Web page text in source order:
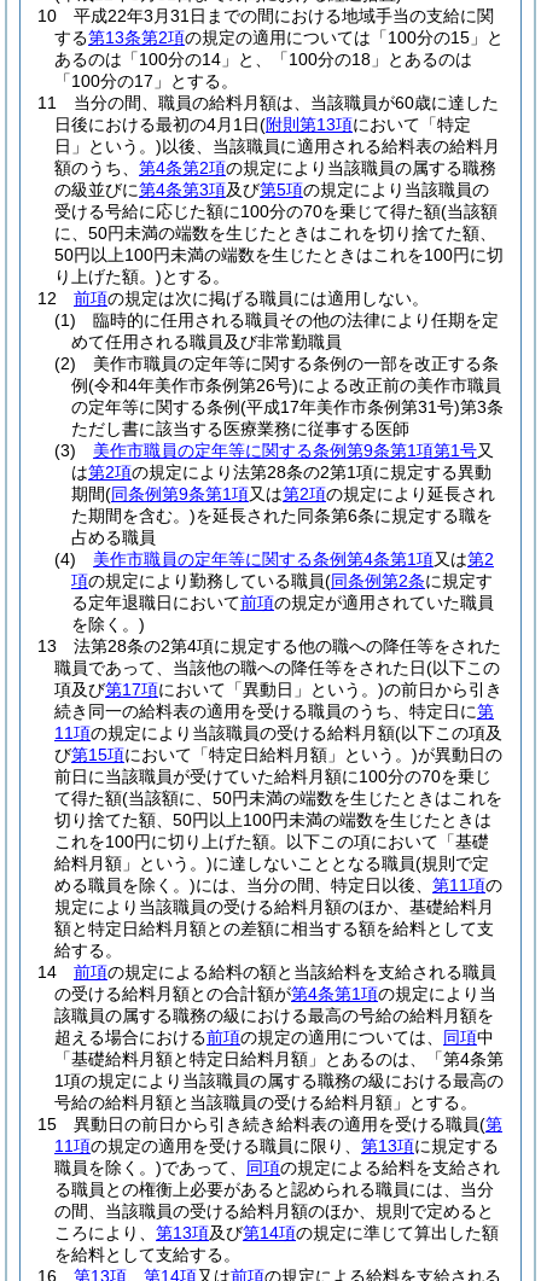
10
平成22年3月31日までの間における地域手当の支給に関
する第13条第2項の規定の適用については「100分の15」と
あるのは「100分の14」と、「100分の18」とあるのは
「100分の17」とする。
11
当分の間、職員の給料月額は、当該職員が60歳に達した
日後における最初の4月1日(附則第13項において「特定
日」という。)以後、当該職員に適用される給料表の給料月
額のうち、 第4条第2項の規定により当該職員の属する職務
の級並びに第4条第3項及び第5項の規定により当該職員の
受ける号給に応じた額に100分の70を乗じて得た額(当該額
に、50円未満の端数を生じたときはこれを切り捨てた額、
50円以上100円未満の端数を生じたときはこれを100円に切
り上げた額。)とする。
12
前項の規定は次に掲げる職員には適用しない。
(1)
臨時的に任用される職員その他の法律により任期を定
めて任用される職員及び非常勤職員
(2)
美作市職員の定年等に関する条例の一部を改正する条
例(令和4年美作市条例第26号)による改正前の美作市職員
の定年等に関する条例(平成17年美作市条例第31号)第3条
ただし書に該当する医療業務に従事する医師
(3)
美作市職員の定年等に関する条例第9条第1項第1号又
は第2項の規定により法第28条の2第1項に規定する異動
期間(同条例第9条第1項又は第2項の規定により延長され
た期間を含む。)を延長された同条第6条に規定する職を
占める職員
(4)
美作市職員の定年等に関する条例第4条第1項又は第2
項の規定により勤務している職員(同条例第2条に規定す
る定年退職日において前項の規定が適用されていた職員
を除く。)
13
法第28条の2第4項に規定する他の職への降任等をされた
職員であって、当該他の職への降任等をされた日(以下この
項及び第17項において「異動日」という。)の前日から引き
続き同一の給料表の適用を受ける職員のうち、特定日に第
11項の規定により当該職員の受ける給料月額(以下この項及
び第15項において「特定日給料月額」という。)が異動日の
前日に当該職員が受けていた給料月額に100分の70を乗じ
て得た額(当該額に、50円未満の端数を生じたときはこれを
切り捨てた額、50円以上100円未満の端数を生じたときは
これを100円に切り上げた額。以下この項において「基礎
給料月額」という。)に達しないこととなる職員(規則で定
める職員を除く。)には、当分の間、特定日以後、 第11項の
規定により当該職員の受ける給料月額のほか、基礎給料月
額と特定日給料月額との差額に相当する額を給料として支
給する。
14
前項の規定による給料の額と当該給料を支給される職員
の受ける給料月額との合計額が第4条第1項の規定により当
該職員の属する職務の級における最高の号給の給料月額を
超える場合における前項の規定の適用については、 同項中
「基礎給料月額と特定日給料月額」とあるのは、「第4条第
1項の規定により当該職員の属する職務の級における最高の
号給の給料月額と当該職員の受ける給料月額」とする。
15
異動日の前日から引き続き給料表の適用を受ける職員(第
11項の規定の適用を受ける職員に限り、 第13項に規定する
職員を除く。)であって、 同項の規定による給料を支給され
る職員との権衡上必要があると認められる職員には、当分
の間、当該職員の受ける給料月額のほか、規則で定めると
ころにより、 第13項及び第14項の規定に準じて算出した額
を給料として支給する。
16
第13項 第14項又は前項の規定による給料を支給される